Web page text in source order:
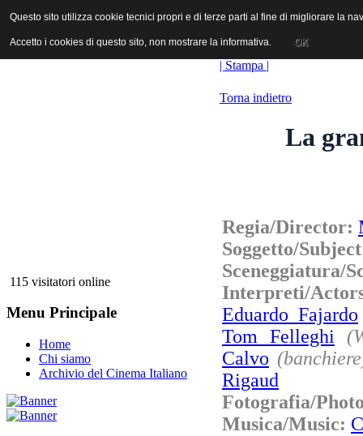
ANICA | Associazione Nazionale Industrie Cinematografiche
115 visitatori online
Menu Principale
Home
Chi siamo
Archivio del Cinema Italiano
| Stampa |
Torna indietro
La
Regia/Director:
Soggetto/
Sceneggiatura/
Interpreti/
Eduardo Fajardo
Tom Felleghi
Calvo
Rigaud
Fotografia/
Musica/Music:
Questo sito utilizza cookie tecnici propri e di terze parti al fine di migliorare la
Accetto i cookies di questo sito, non mostrare la informativa. OK
Questo sito utilizza cookie tecnici propri e di terze parti al fine di migliorare la
Accetto i cookies di questo sito, non mostrare la informativa. OK